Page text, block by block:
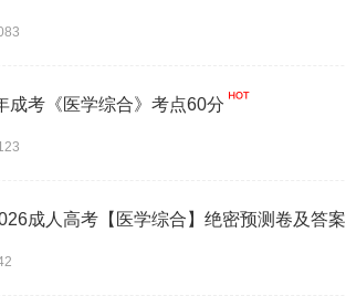
成考《医学综合》考点60分
成人高考【医学综合】绝密预测卷及答案